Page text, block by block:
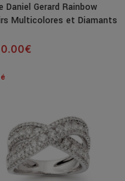
Daniel Gerard Rainbow
Multicolores et Diamants
€